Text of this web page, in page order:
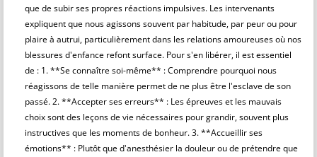
que de subir ses propres réactions impulsives. Les intervenants
expliquent que nous agissons souvent par habitude, par peur ou pour
plaire à autrui, particulièrement dans les relations amoureuses où nos
blessures d'enfance refont surface. Pour s'en libérer, il est essentiel
de : 1. **Se connaître soi-même** : Comprendre pourquoi nous
réagissons de telle manière permet de ne plus être l'esclave de son
passé. 2. **Accepter ses erreurs** : Les épreuves et les mauvais
choix sont des leçons de vie nécessaires pour grandir, souvent plus
instructives que les moments de bonheur. 3. **Accueillir ses
émotions** : Plutôt que d'anesthésier la douleur ou de prétendre que